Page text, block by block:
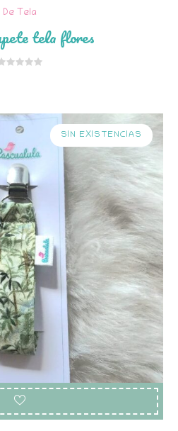
De Tela
tela flores
SIN EXISTENCIAS